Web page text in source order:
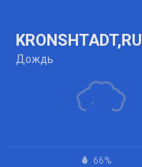
KRONSHTADT,RU
Дождь
66%